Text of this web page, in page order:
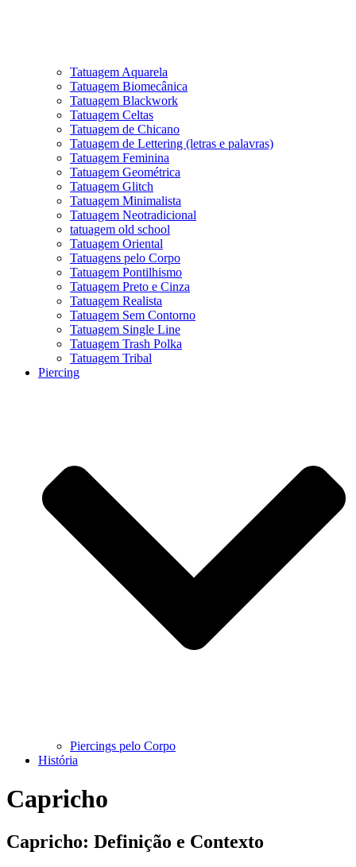
Tatuagem Aquarela
Tatuagem Biomecânica
Tatuagem Blackwork
Tatuagem Celtas
Tatuagem de Chicano
Tatuagem de Lettering (letras e palavras)
Tatuagem Feminina
Tatuagem Geométrica
Tatuagem Glitch
Tatuagem Minimalista
Tatuagem Neotradicional
tatuagem old school
Tatuagem Oriental
Tatuagens pelo Corpo
Tatuagem Pontilhismo
Tatuagem Preto e Cinza
Tatuagem Realista
Tatuagem Sem Contorno
Tatuagem Single Line
Tatuagem Trash Polka
Tatuagem Tribal
Piercing
Piercings pelo Corpo
História
Capricho
Capricho: Definição e Contexto